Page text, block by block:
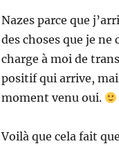
Nazes parce que
des choses que je
charge à moi de
positif qui arrive,
moment venu oui.
Voilà que cela fait